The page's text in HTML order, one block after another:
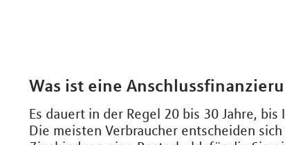
Was ist eine
Es dauert in der Regel 20 bis 30 Jahre,
Die meisten Verbraucher entscheiden